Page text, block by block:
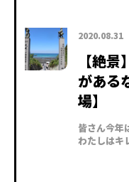
2020.08.31
【絶
がある
場】
皆さん今年
わたしはキ